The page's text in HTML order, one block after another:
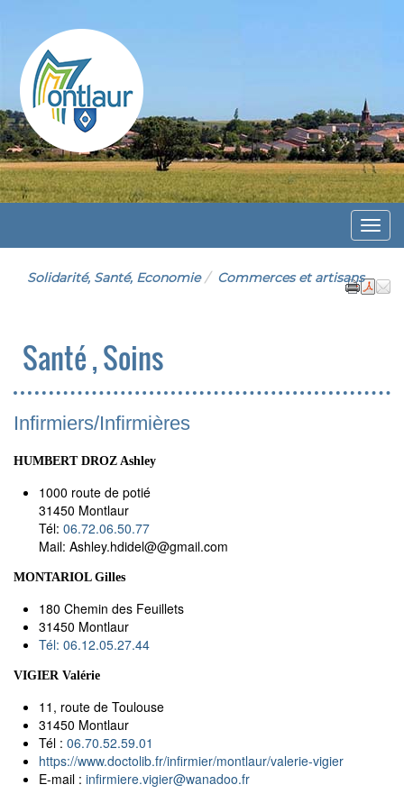
Montlaur
Menu
Solidarité, Santé, Economie Commerces et artisans
Santé , Soins
Infirmiers/Infirmières
HUMBERT DROZ Ashley
1000 route de potié
31450 Montlaur
Tél: 06.72.06.50.77
Mail: Ashley.hdidel@@gmail.com
MONTARIOL Gilles
180 Chemin des Feuillets
31450 Montlaur
Tél: 06.12.05.27.44
VIGIER Valérie
11, route de Toulouse
31450 Montlaur
Tél : 06.70.52.59.01
https://www.doctolib.fr/infirmier/montlaur/valerie-vigier
E-mail : infirmiere.vigier@wanadoo.fr